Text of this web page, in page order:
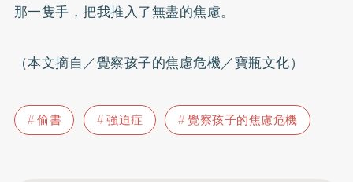
那一隻手，把我推入了無盡的焦慮。
（本文摘自／覺察孩子的焦慮危機／寶瓶文化）
偷書 強迫症 覺察孩子的焦慮危機